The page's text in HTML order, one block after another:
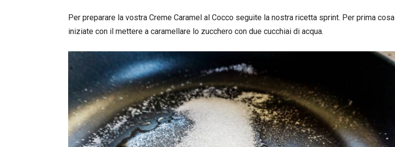
Per preparare la vostra Creme Caramel al Cocco seguite la nostra ricetta sprint. Per prima cosa
iniziate con il mettere a caramellare lo zucchero con due cucchiai di acqua.